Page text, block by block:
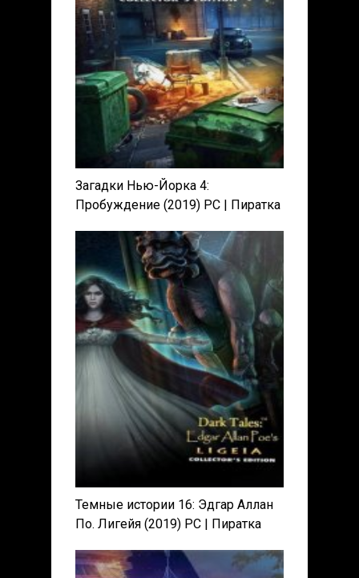
Загадки Нью-Йорка 4:
Пробуждение (2019) PC | Пиратка
Темные истории 16: Эдгар Аллан
По. Лигейя (2019) PC | Пиратка